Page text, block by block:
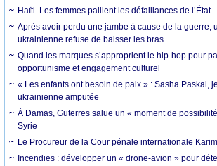
Haïti. Les femmes pallient les défaillances de l’État
Après avoir perdu une jambe à cause de la guerre,
ukrainienne refuse de baisser les bras
Quand les marques s’approprient le hip-hop pour
opportunisme et engagement culturel
« Les enfants ont besoin de paix » : Sasha Paskal,
ukrainienne amputée
À Damas, Guterres salue un « moment de
Syrie
Le Procureur de la Cour pénale internationale
Incendies : développer un « drone-avion » pour